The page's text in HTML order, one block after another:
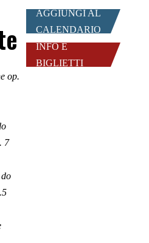
op.
7
do
AGGIUNGI AL
CALENDARIO
INFO E
BIGLIETTI